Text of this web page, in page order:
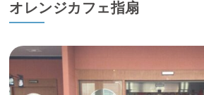
オレンジカフェ指扇